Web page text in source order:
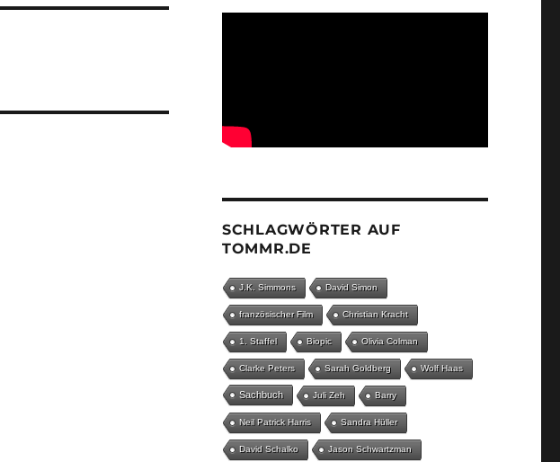
SCHLAGWÖRTER AUF
TOMMR.DE
J.K. Simmons David Simon
französischer Film Christian Kracht
1. Staffel Biopic Olivia Colman
Clarke Peters Sarah Goldberg Wolf Haas
Sachbuch Juli Zeh Barry
Neil Patrick Harris Sandra Hüller
David Schalko Jason Schwartzman